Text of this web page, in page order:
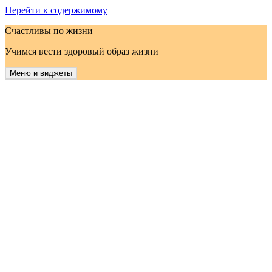
Перейти к содержимому
Счастливы по жизни
Учимся вести здоровый образ жизни
Меню и виджеты